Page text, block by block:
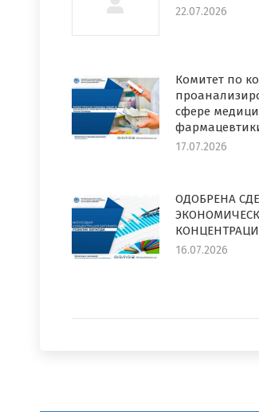
22.07.2026
Комитет по
сфере
17.07.2026
ОДОБРЕНА
16.07.2026